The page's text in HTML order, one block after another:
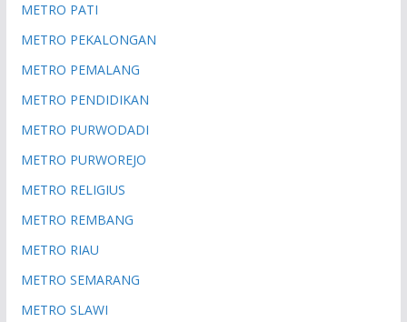
METRO PATI
METRO PEKALONGAN
METRO PEMALANG
METRO PENDIDIKAN
METRO PURWODADI
METRO PURWOREJO
METRO RELIGIUS
METRO REMBANG
METRO RIAU
METRO SEMARANG
METRO SLAWI